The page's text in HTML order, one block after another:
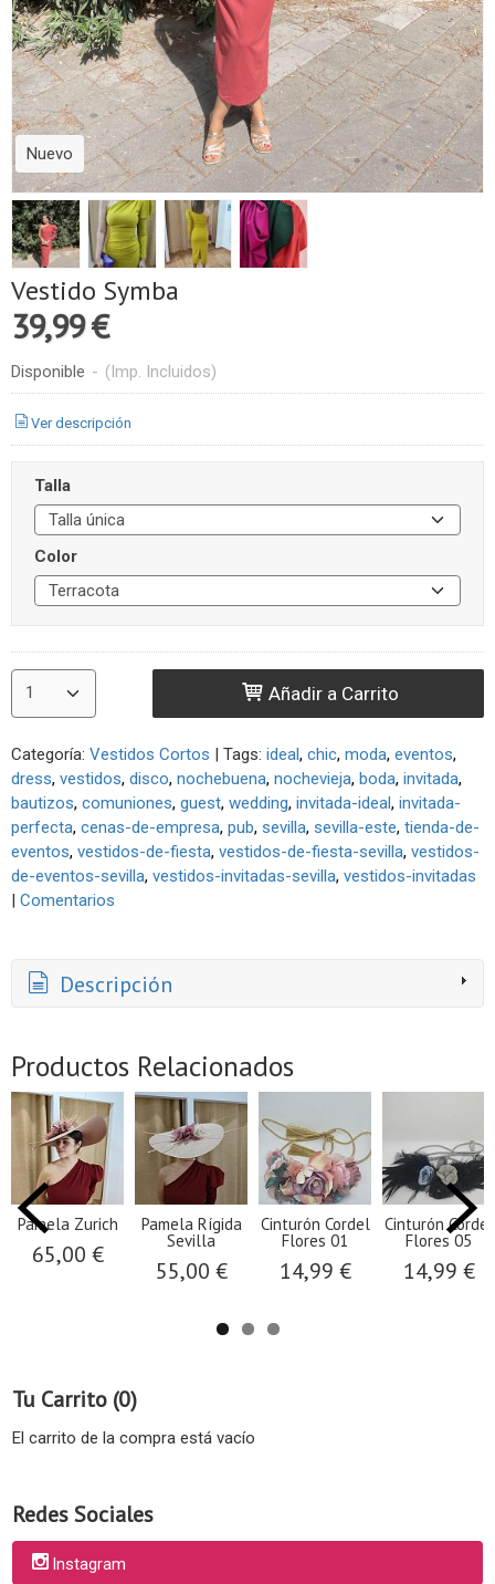
Tu Carrito (0)
El carrito de la compra está vacío
Redes Sociales
Instagram
Nuevo
Vestido Symba
39,99 €
Disponible - (Imp. Incluidos)
Ver descripción
Talla
Color
Añadir a Carrito
Categoría: Vestidos Cortos | Tags: ideal chic moda eventos
dress vestidos disco nochebuena nochevieja boda invitada
bautizos comuniones guest wedding invitada-ideal invitada-
perfecta cenas-de-empresa pub sevilla sevilla-este tienda-de-
eventos vestidos-de-fiesta vestidos-de-fiesta-sevilla vestidos-
de-eventos-sevilla vestidos-invitadas-sevilla vestidos-invitadas
| Comentarios
Descripción
Productos Relacionados
Pamela Zurich
65,00 €
Pamela Rígida
Sevilla
55,00 €
Cinturón Cordel
Flores 01
14,99 €
Cinturón Cordel
Flores 05
14,99 €